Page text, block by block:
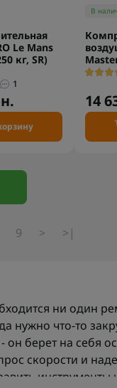
Le Mans
кг, SR)
1
В
14
9 > >|
ни один
нужно что-то
он берет на себя
скорости и
инструменты